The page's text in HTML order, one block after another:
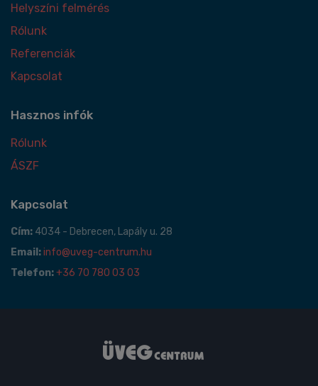
Helyszíni felmérés
Rólunk
Referenciák
Kapcsolat
Hasznos infók
Rólunk
ÁSZF
Kapcsolat
Cím: 4034 - Debrecen, Lapály u. 28
Email:info@uveg-centrum.hu
Telefon:+36 70 780 03 03